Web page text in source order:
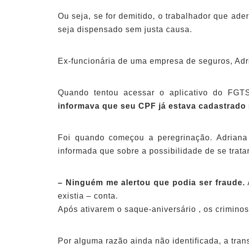
Ou seja, se for demitido, o trabalhador que
seja dispensado sem justa causa.
Ex-funcionária de uma empresa de seguros,
Quando tentou acessar o aplicativo do
informava que seu CPF já estava
Foi quando começou a peregrinação.
informada que sobre a possibilidade de se
– Ninguém me alertou que podia ser fraude.
existia – conta.
Após ativarem o saque-aniversário , os
Por alguma razão ainda não identificada, a